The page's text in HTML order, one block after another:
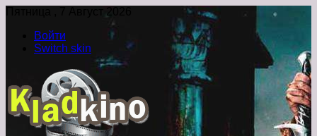
Пятница , 7 Август 2026
Войти
Switch skin